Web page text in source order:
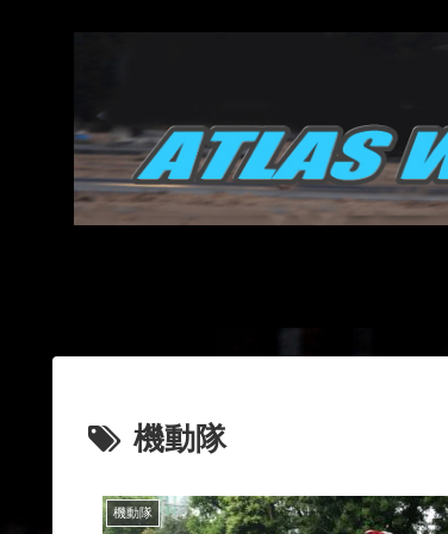
機動隊
機動隊